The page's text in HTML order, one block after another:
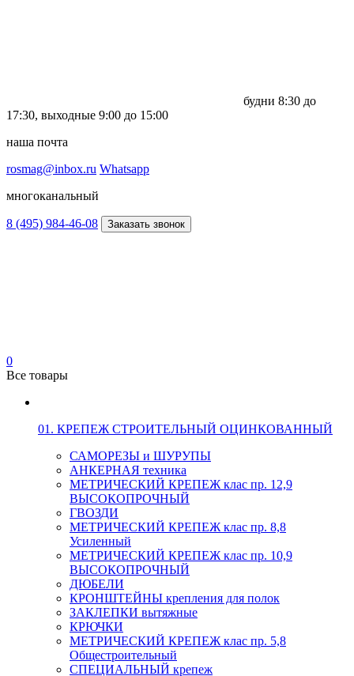
будни 8:30 до
17:30, выходные 9:00 до 15:00
наша почта
rosmag@inbox.ru Whatsapp
многоканальный
8 (495) 984-46-08 Заказать звонок
0
Все товары
01. КРЕПЕЖ СТРОИТЕЛЬНЫЙ ОЦИНКОВАННЫЙ
САМОРЕЗЫ и ШУРУПЫ
АНКЕРНАЯ техника
МЕТРИЧЕСКИЙ КРЕПЕЖ клас пр. 12,9
ВЫСОКОПРОЧНЫЙ
ГВОЗДИ
МЕТРИЧЕСКИЙ КРЕПЕЖ клас пр. 8,8
Усиленный
МЕТРИЧЕСКИЙ КРЕПЕЖ клас пр. 10,9
ВЫСОКОПРОЧНЫЙ
ДЮБЕЛИ
КРОНШТЕЙНЫ крепления для полок
ЗАКЛЕПКИ вытяжные
КРЮЧКИ
МЕТРИЧЕСКИЙ КРЕПЕЖ клас пр. 5,8
Общестроительный
СПЕЦИАЛЬНЫЙ крепеж